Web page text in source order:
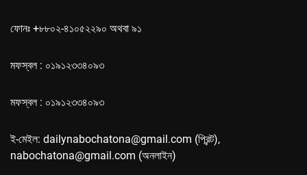
ফোনঃ +৮৮০২-৪১০৫২২৯০ অথবা ৯১
মফস্বল : ০১৯১২৩৩৪০৯৩
মফস্বল : ০১৯১২৩৩৪০৯৩
ই-মেইল: dailynabochatona@gmail.com (প্রিন্ট),
nabochatona@gmail.com (অনলাইন)